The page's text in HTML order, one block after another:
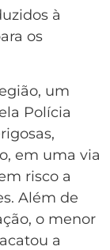
à
os
um
Polícia
em uma via
risco a
Além de
o menor
a